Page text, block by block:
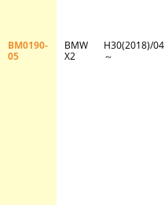
BM0190-
05
BMW
X2
H30(2018)/04
～